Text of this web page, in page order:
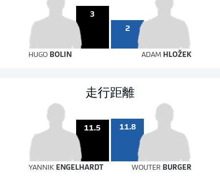
3
2
HUGO BOLIN ADAM HLOŽEK
走行距離
11.5 11.8
YANNIK ENGELHARDT WOUTER BURGER